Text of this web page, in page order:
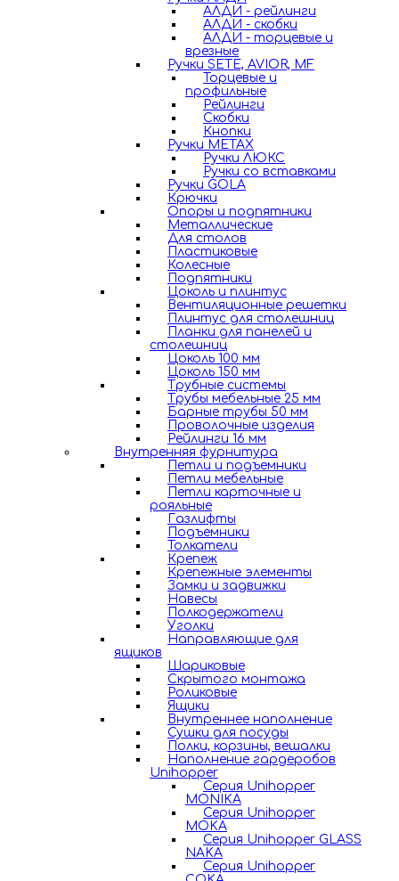
АЛДИ - рейлинги
АЛДИ - скобки
АЛДИ - торцевые и
врезные
Ручки SETE, AVIOR, MF
Торцевые и
профильные
Рейлинги
Скобки
Кнопки
Ручки METAX
Ручки ЛЮКС
Ручки со вставками
Ручки GOLA
Крючки
Опоры и подпятники
Металлические
Для столов
Пластиковые
Колесные
Подпятники
Цоколь и плинтус
Вентиляционные решетки
Плинтус для столешниц
Планки для панелей и
столешниц
Цоколь 100 мм
Цоколь 150 мм
Трубные системы
Трубы мебельные 25 мм
Барные трубы 50 мм
Проволочные изделия
Рейлинги 16 мм
Внутренняя фурнитура
Петли и подъемники
Петли мебельные
Петли карточные и
рояльные
Газлифты
Подъемники
Толкатели
Крепеж
Крепежные элементы
Замки и задвижки
Навесы
Полкодержатели
Уголки
Направляющие для
ящиков
Шариковые
Скрытого монтажа
Роликовые
Ящики
Внутреннее наполнение
Сушки для посуды
Полки, корзины, вешалки
Наполнение гардеробов
Unihopper
Серия Unihopper
MONIKA
Серия Unihopper
MOKA
Серия Unihopper GLASS
NAKA
Серия Unihopper